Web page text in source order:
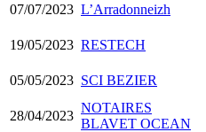
07/07/2023 L’Arradonneizh
19/05/2023 RESTECH
05/05/2023 SCI BEZIER
28/04/2023
NOTAIRES
BLAVET OCEAN